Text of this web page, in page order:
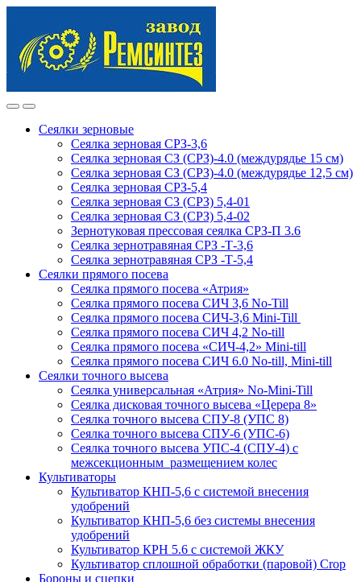
navigation
content
Сеялки зерновые
Сеялка зерновая СРЗ-3,6
Сеялка зерновая СЗ (СРЗ)-4.0 (междурядье 15 см)
Сеялка зерновая СЗ (СРЗ)-4.0 (междурядье 12,5 см)
Сеялка зерновая СРЗ-5,4
Сеялка зерновая СЗ (СРЗ) 5,4-01
Сеялка зерновая СЗ (СРЗ) 5,4-02
Зернотуковая прессовая сеялка СРЗ-П 3.6
Сеялка зернотравяная СРЗ -Т-3,6
Сеялка зернотравяная СРЗ -Т-5,4
Сеялки прямого посева
Сеялка прямого посева «Атрия»
Сеялка прямого посева СИЧ 3,6 No-Till
Сеялка прямого посева СИЧ-3,6 Mini-Till
Сеялка прямого посева СИЧ 4,2 No-till
Сеялка прямого посева «СИЧ-4,2» Mini-till
Сеялка прямого посева СИЧ 6.0 No-till, Mini-till
Сеялки точного высева
Сеялка универсальная «Атрия» No-Mini-Till
Сеялка дисковая точного высева «Церера 8»
Сеялка точного высева СПУ-8 (УПС 8)
Сеялка точного высева СПУ-6 (УПС-6)
Сеялка точного высева УПС-4 (СПУ-4) с
межсекционным размещением колес
Культиваторы
Культиватор КНП-5,6 с системой внесения
удобрений
Культиватор КНП-5,6 без системы внесения
удобрений
Культиватор КРН 5.6 с системой ЖКУ
Культиватор сплошной обработки (паровой) Crop
Бороны и сцепки